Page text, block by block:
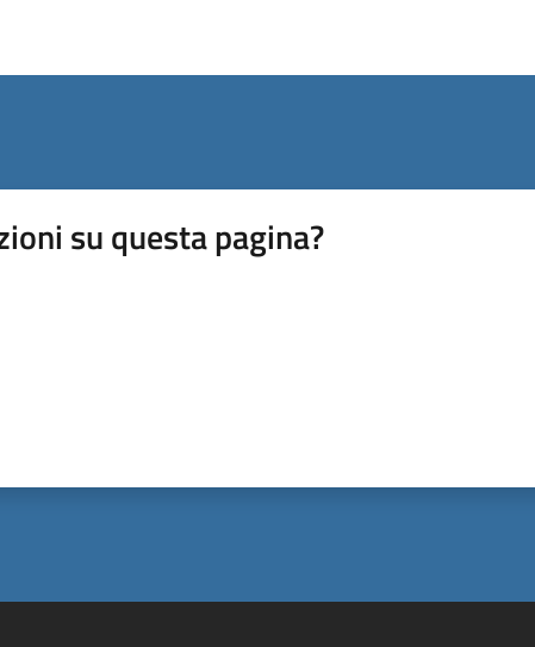
su questa pagina?